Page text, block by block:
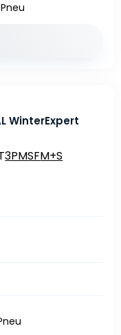
WinterExpert
3PMSFM+S